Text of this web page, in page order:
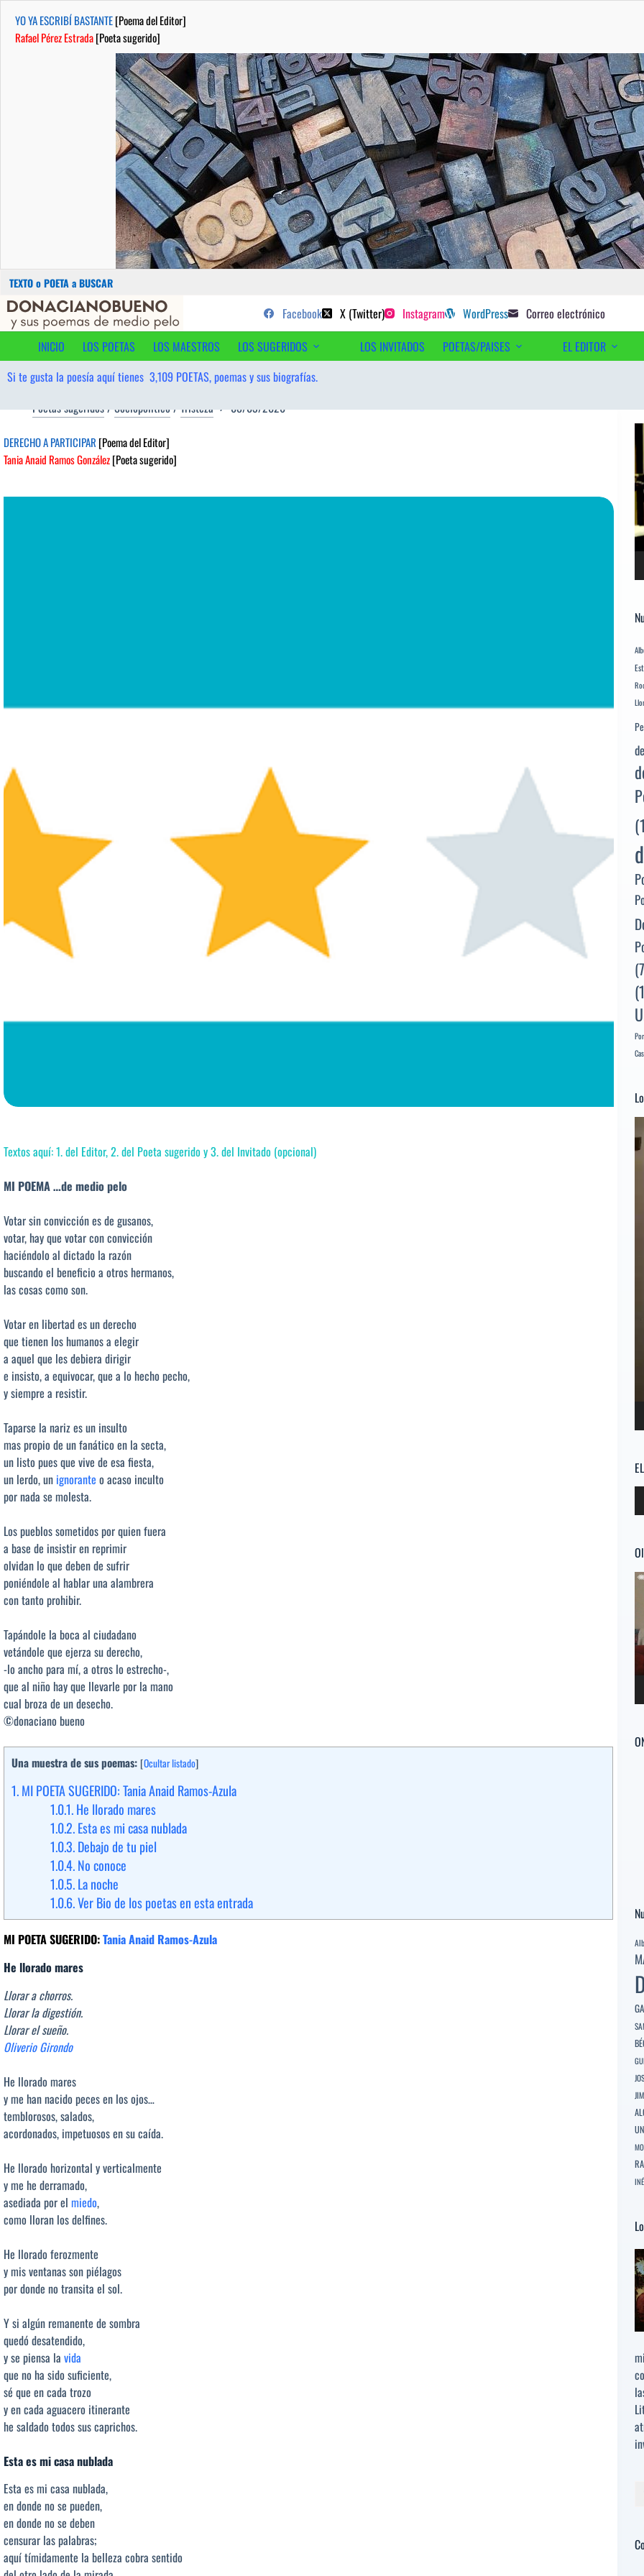
YO YA ESCRIBÍ BASTANTE[Poema del Editor]
Rafael Pérez Estrada[Poeta sugerido]
Buscar:
Saltar
contenido
...sus poemas de medio pelo y poetas sugeridos
Facebook X (Twitter) Instagram WordPress Correo electrónico
INICIO
LOS POETAS LOS MAESTROS LOS SUGERIDOS LOS INVITADOS POETAS/PAISES EL EDITOR
Si te gusta la poesía aquí tienes 3,109 POETAS, poemas y sus biografías.
Poetas sugeridos/Sociopolítico/Tristeza 08/03/2026
DERECHO A PARTICIPAR [Poema del Editor]
Tania Anaid Ramos González[Poeta sugerido]
Textos aquí: 1. del Editor, 2. del Poeta sugerido y 3. del Invitado (opcional)
MI POEMA …de medio pelo
Votar sin convicción es de gusanos,
votar, hay que votar con convicción
haciéndolo al dictado la razón
buscando el beneficio a otros hermanos,
las cosas como son.
Votar en libertad es un derecho
que tienen los humanos a elegir
a aquel que les debiera dirigir
e insisto, a equivocar, que a lo hecho pecho,
y siempre a resistir.
Taparse la nariz es un insulto
mas propio de un fanático en la secta,
un listo pues que vive de esa fiesta,
un lerdo, un ignorante o acaso inculto
por nada se molesta.
Los pueblos sometidos por quien fuera
a base de insistir en reprimir
olvidan lo que deben de sufrir
poniéndole al hablar una alambrera
con tanto prohibir.
Tapándole la boca al ciudadano
vetándole que ejerza su derecho,
-lo ancho para mí, a otros lo estrecho-,
que al niño hay que llevarle por la mano
cual broza de un desecho.
©donaciano bueno
Una muestra de sus poemas: [Ocultar listado]
1.MI POETA SUGERIDO: Tania Anaid Ramos-Azula
1.0.1.He llorado mares
1.0.2.Esta es mi casa nublada
1.0.3.Debajo de tu piel
1.0.4.No conoce
1.0.5.La noche
1.0.6.Ver Bio de los poetas en esta entrada
MI POETA SUGERIDO:Tania Anaid Ramos-Azula
He llorado mares
Llorar a chorros.
Llorar la digestión.
Llorar el sueño.
Oliverio Girondo
He llorado mares
y me han nacido peces en los ojos…
temblorosos, salados,
acordonados, impetuosos en su caída.
He llorado horizontal y verticalmente
y me he derramado,
asediada por el miedo,
como lloran los delfines.
He llorado ferozmente
y mis ventanas son piélagos
por donde no transita el sol.
Y si algún remanente de sombra
quedó desatendido,
y se piensa la vida
que no ha sido suficiente,
sé que en cada trozo
y en cada aguacero itinerante
he saldado todos sus caprichos.
Esta es mi casa nublada
Esta es mi casa nublada,
en donde no se pueden,
en donde no se deben
censurar las palabras;
aquí tímidamente la belleza cobra sentido
de
de
de